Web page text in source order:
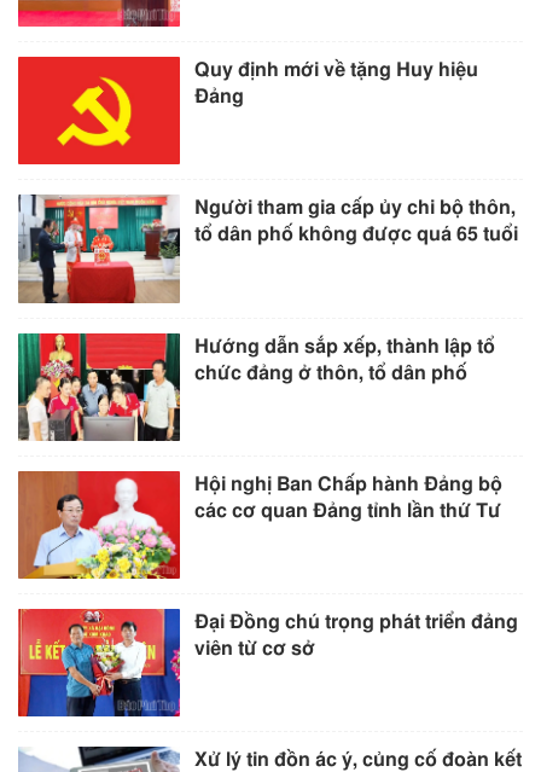
Quy định mới về tặng Huy hiệu
Đảng
Người tham gia cấp ủy chi bộ thôn,
tổ dân phố không được quá 65 tuổi
Hướng dẫn sắp xếp, thành lập tổ
chức đảng ở thôn, tổ dân phố
Hội nghị Ban Chấp hành Đảng bộ
các cơ quan Đảng tỉnh lần thứ Tư
Đại Đồng chú trọng phát triển đảng
viên từ cơ sở
Xử lý tin đồn ác ý, củng cố đoàn kết